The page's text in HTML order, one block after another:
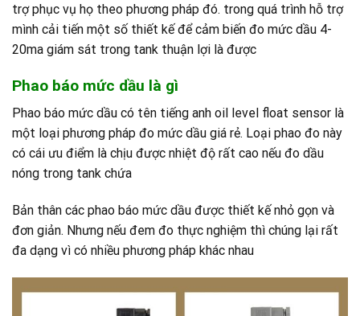
trợ phục vụ họ theo phương pháp đó. trong quá trình hỗ trợ
mình cải tiến một số thiết kế để cảm biến đo mức dầu 4-
20ma giám sát trong tank thuận lợi là được
Phao báo mức dầu là gì
Phao báo mức dầu có tên tiếng anh oil level float sensor là
một loại phương pháp đo mức dầu giá rẻ. Loại phao đo này
có cái ưu điểm là chịu được nhiệt độ rất cao nếu đo dầu
nóng trong tank chứa
Bản thân các phao báo mức dầu được thiết kế nhỏ gọn và
đơn giản. Nhưng nếu đem đo thực nghiệm thì chúng lại rất
đa dạng vì có nhiều phương pháp khác nhau